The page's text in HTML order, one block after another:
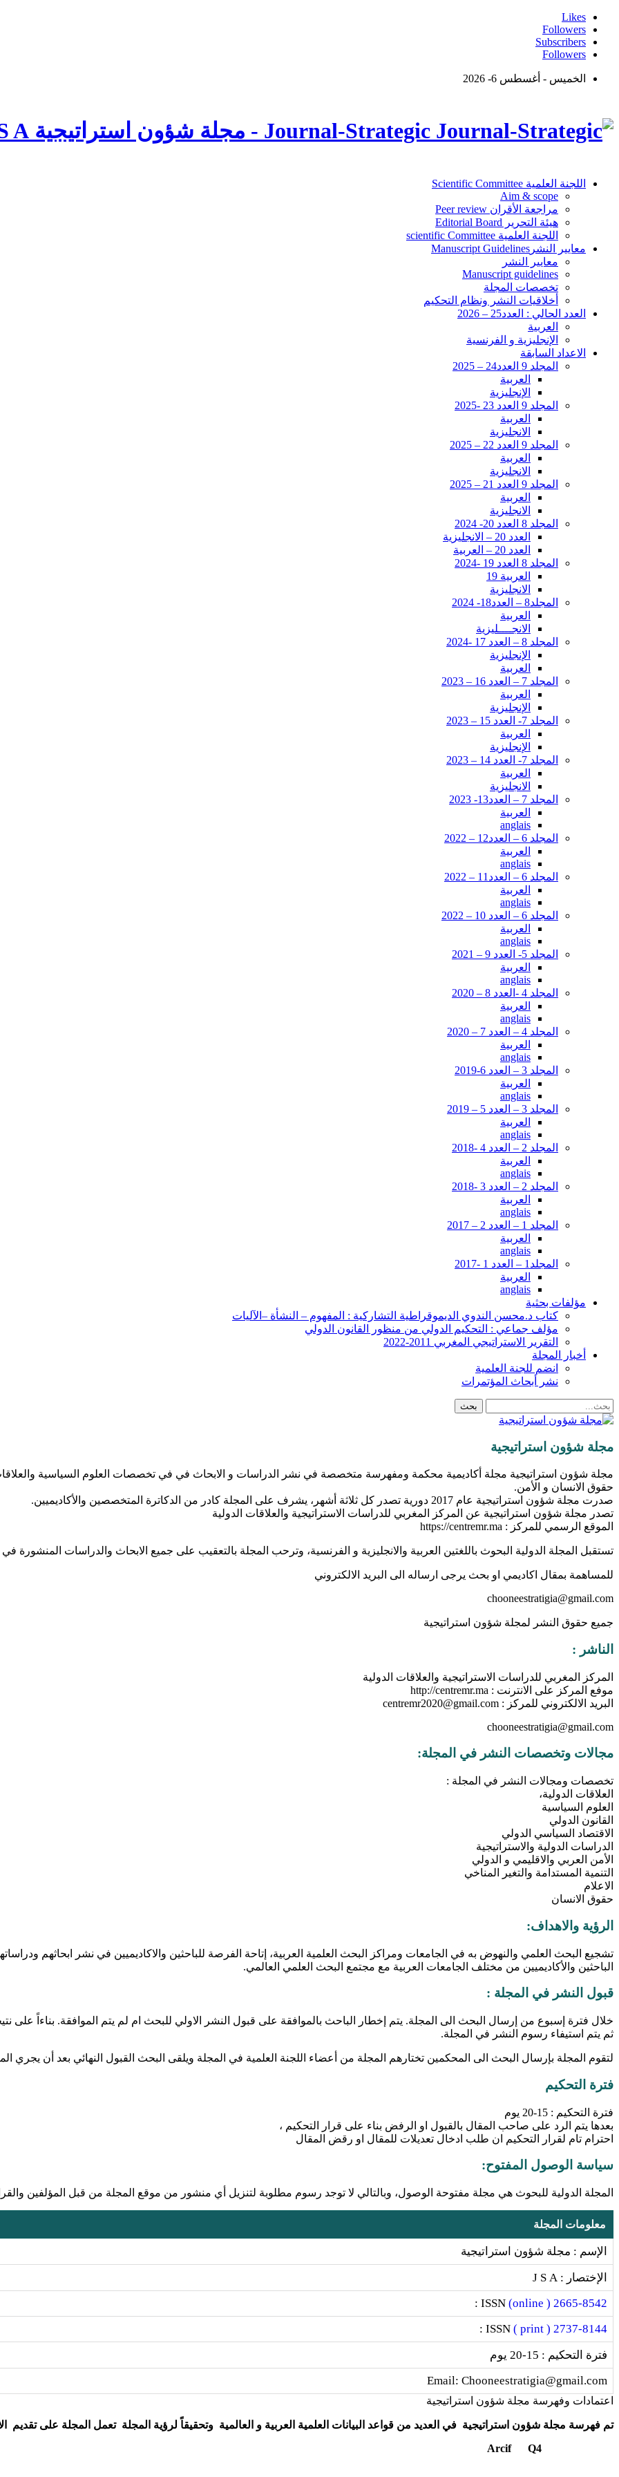
Likes
Followers
Subscribers
Followers
الخميس - أغسطس 6- 2026
Journal-Strategic - مجلة شؤون استراتيجية J S A
اللجنة العلمية Scientific Committee
Aim & scope
مراجعة الأقران Peer review
هيئة التحرير Editorial Board
اللجنة العلمية scientific Committee
معايير النشرManuscript Guidelines
معايير النشر
Manuscript guidelines
تخصصات المجلة
أخلاقيات النشر ونظام التحكيم
العدد الحالي : العدد25 – 2026
العربية
الإنجليزية و الفرنسية
الاعداد السابقة
المجلد 9 العدد24 – 2025
العربية
الإنجليزية
المجلد 9 العدد 23 -2025
العربية
الانجليزية
المجلد 9 العدد 22 – 2025
العربية
الانجليزية
المجلد 9 العدد 21 – 2025
العربية
الانجليزية
المجلد 8 العدد 20- 2024
العدد 20 – الانجليزية
العدد 20 – العربية
المجلد 8 العدد 19 -2024
العربية 19
الانجليزية
المجلد8 – العدد18- 2024
العربية
الانجــــليزية
المجلد 8 – العدد 17 -2024
الإنجليزية
العربية
المجلد 7 – العدد 16 – 2023
العربية
الإنجليزية
المجلد 7- العدد 15 – 2023
العربية
الإنجليزية
المجلد 7- العدد 14 – 2023
العربية
الانجليزية
المجلد 7 – العدد13- 2023
العربية
anglais
المجلد 6 – العدد12 – 2022
العربية
anglais
المجلد 6 – العدد11 – 2022
العربية
anglais
المجلد 6 – العدد 10 – 2022
العربية
anglais
المجلد 5- العدد 9 – 2021
العربية
anglais
المجلد 4 -العدد 8 – 2020
العربية
anglais
المجلد 4 – العدد 7 – 2020
العربية
anglais
المجلد 3 – العدد 6-2019
العربية
anglais
المجلد 3 – العدد 5 – 2019
العربية
anglais
المجلد 2 – العدد 4 -2018
العربية
anglais
المجلد 2 – العدد 3 -2018
العربية
anglais
المجلد 1 – العدد 2 – 2017
العربية
anglais
المجلد1 – العدد 1 -2017
العربية
anglais
مؤلفات بحثية
كتاب د.محسن الندوي الديموقراطية التشاركية : المفهوم – النشأة –الآليات
مؤلف جماعي : التحكيم الدولي من منظور القانون الدولي
التقرير الاستراتيجي المغربي 2011-2022
أخبار المجلة
انضم للجنة العلمية
نشر أبحاث المؤتمرات
مجلة شؤون استراتيجية
مجلة شؤون استراتيجية مجلة أكاديمية محكمة ومفهرسة متخصصة في نشر الدراسات و الابحاث في في تخصصات العلوم السياسية والعلاقات
حقوق الانسان و الأمن.
صدرت مجلة شؤون استراتيجية عام 2017 دورية تصدر كل ثلاثة أشهر، يشرف على المجلة كادر من الدكاترة المتخصصين والأكاديميين.
تصدر مجلة شؤون استراتيجية عن المركز المغربي للدراسات الاستراتيجية والعلاقات الدولية
الموقع الرسمي للمركز : https://centremr.ma
تستقبل المجلة الدولية البحوث باللغتين العربية والانجليزية و الفرنسية، وترحب المجلة بالتعقيب على جميع الابحاث والدراسات المنشورة في
للمساهمة بمقال اكاديمي او بحث يرجى ارساله الى البريد الالكتروني
chooneestratigia@gmail.com
جميع حقوق النشر لمجلة شؤون استراتيجية
الناشر :
المركز المغربي للدراسات الاستراتيجية والعلاقات الدولية
موفع المركز على الانترنت : http://centremr.ma
البريد الالكتروني للمركز : centremr2020@gmail.com
chooneestratigia@gmail.com
مجالات وتخصصات النشر في المجلة:
تخصصات ومجالات النشر في المجلة :
العلاقات الدولية،
العلوم السياسية
القانون الدولي
الاقتصاد السياسي الدولي
الدراسات الدولية والاستراتيجية
الأمن العربي والاقليمي و الدولي
التنمية المستدامة والتغير المناخي
الاعلام
حقوق الانسان
الرؤية والاهداف:
تشجيع البحث العلمي والنهوض به في الجامعات ومراكز البحث العلمية العربية، إتاحة الفرصة للباحثين والاكاديميين في نشر ابحاثهم
الباحثين والأكاديميين من مختلف الجامعات العربية مع مجتمع البحث العلمي العالمي.
قبول النشر في المجلة :
خلال فترة إسبوع من إرسال البحث الى المجلة. يتم إخطار الباحث بالموافقة على قبول النشر الاولي للبحث ام لم يتم الموافقة. بناءاً على
ثم يتم استيفاء رسوم النشر في المجلة.
لتقوم المجلة بإرسال البحث الى المحكمين تختارهم المجلة من أعضاء اللجنة العلمية في المجلة ويلقى البحث القبول النهائي بعد أن يجري
فترة التحكيم
فترة التحكيم : 15-20 يوم
بعدها يتم الرد على صاحب المقال بالقبول او الرفض بناء على قرار التحكيم ،
احترام تام لقرار التحكيم ان طلب ادخال تعديلات للمقال او رقض المقال
سياسة الوصول المفتوح:
المجلة الدولية للبحوث هي مجلة مفتوحة الوصول، وبالتالي لا توجد رسوم مطلوبة لتنزيل أي منشور من موقع المجلة من قبل المؤلفين
معلومات المجلة
الإسم : مجلة شؤون استراتيجية
الإختصار : J S A
2665-8542 ( online)
2737-8144 ( print )
فترة التحكيم : 15-20 يوم
Email: Chooneestratigia@gmail.com
اعتمادات وفهرسة مجلة شؤون استراتيجية
تم فهرسة مجلة شؤون استراتيجية في العديد من قواعد البيانات العلمية العربية و العالمية وتحقيقاً لرؤية المجلة تعمل المجلة على
Q4